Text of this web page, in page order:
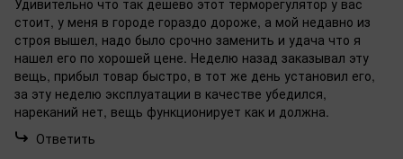
стоит, у меня в городе гораздо дороже, а мой недавно из
строя вышел, надо было срочно заменить и удача что я
нашел его по хорошей цене. Неделю назад заказывал эту
вещь, прибыл товар быстро, в тот же день установил его,
за эту неделю эксплуатации в качестве убедился,
нареканий нет, вещь функционирует как и должна.
Ответить